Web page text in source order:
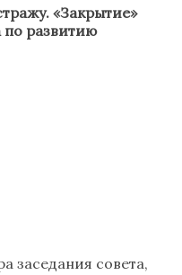
«Закрытие»
по развитию
заседания совета,